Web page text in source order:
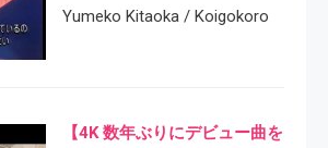
Yumeko Kitaoka / Koigokoro
【4K 数年ぶりにデビュー曲を